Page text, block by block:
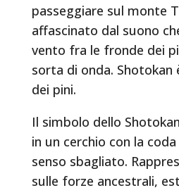
passeggiare sul monte
affascinato dal suono
vento fra le fronde dei
sorta di onda. Shotokan
dei pini.
Il simbolo dello
in un cerchio con la
senso sbagliato.
sulle forze ancestrali,